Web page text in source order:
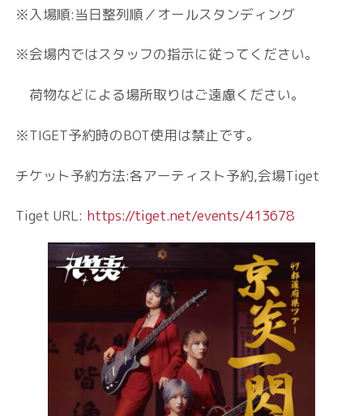
※入場順:当日整列順／オールスタンディング
※会場内ではスタッフの指示に従ってください。
荷物などによる場所取りはご遠慮ください。
※TIGET予約時のBOT使用は禁止です。
チケット予約方法:各アーティスト予約,会場Tiget
Tiget URL: https://tiget.net/events/413678